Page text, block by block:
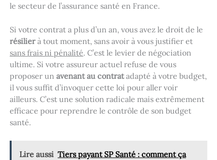
le secteur de l’assurance santé en France.
Si votre contrat a plus d’un an, vous avez le droit de le
résilierà tout moment, sans avoir à vous justifier et
sans frais ni pénalité. C’est le levier de négociation
ultime. Si votre assureur actuel refuse de vous
proposer un avenant au contratadapté à votre budget,
il vous suffit d’invoquer cette loi pour aller voir
ailleurs. C’est une solution radicale mais extrêmement
efficace pour reprendre le contrôle de son budget
santé.
Lire aussi Tiers payant SP Santé : comment ça